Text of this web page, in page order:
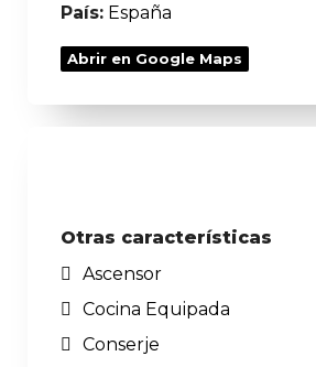
País: España
Abrir en Google Maps
Otras características
Ascensor
Cocina Equipada
Conserje